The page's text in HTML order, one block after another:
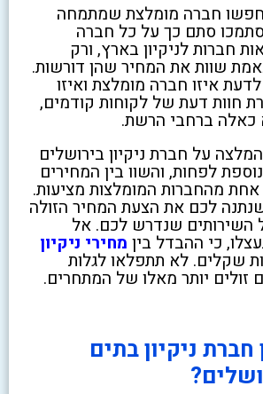
חברה מומלצת שמתמחה
סתם כך על כל חברה
חברות לניקיון בארץ, ורק
שוות את המחיר שהן דורשות.
איזו חברה מומלצת ואיזו
חוות דעת של לקוחות קודמים,
כאלה ברחבי הרשת.
על חברת ניקיון בירושלים
לפחות, והשוו בין המחירים
מהחברות המומלצות מציעות.
לכם את הצעת המחיר הזולה
השירותים שנדרש לכם. אל
כי ההבדל בין מחירי ניקיון
שקלים. לא תתפלאו לגלות
זולים יותר מאלו של המתחרים.
ניקיון בתים